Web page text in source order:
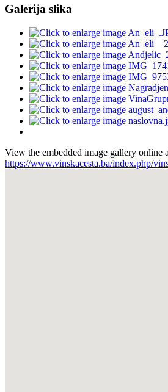
Galerija slika
View the embedded image gallery online
https://www.vinskacesta.ba/index.php/